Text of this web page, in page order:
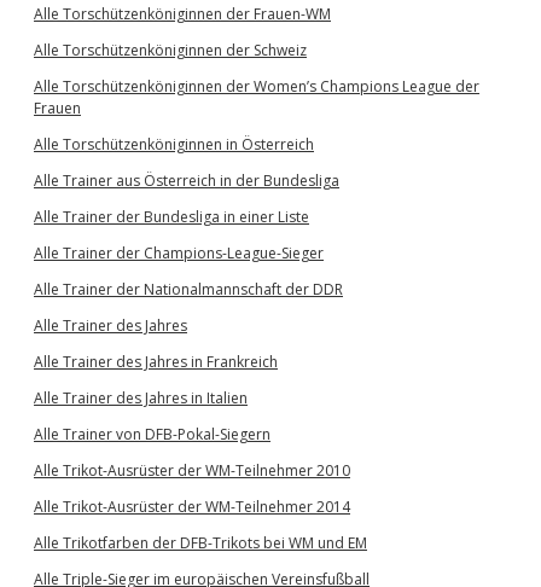
Alle Torschützenköniginnen der Frauen-WM
Alle Torschützenköniginnen der Schweiz
Alle Torschützenköniginnen der Women’s Champions League der
Frauen
Alle Torschützenköniginnen in Österreich
Alle Trainer aus Österreich in der Bundesliga
Alle Trainer der Bundesliga in einer Liste
Alle Trainer der Champions-League-Sieger
Alle Trainer der Nationalmannschaft der DDR
Alle Trainer des Jahres
Alle Trainer des Jahres in Frankreich
Alle Trainer des Jahres in Italien
Alle Trainer von DFB-Pokal-Siegern
Alle Trikot-Ausrüster der WM-Teilnehmer 2010
Alle Trikot-Ausrüster der WM-Teilnehmer 2014
Alle Trikotfarben der DFB-Trikots bei WM und EM
Alle Triple-Sieger im europäischen Vereinsfußball